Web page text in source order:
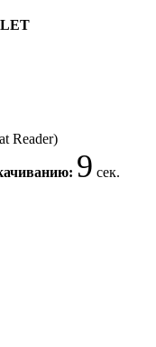
Reader)
9 сек.